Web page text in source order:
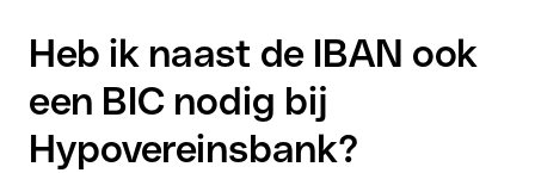
Heb ik naast de IBAN ook
een BIC nodig bij
Hypovereinsbank?